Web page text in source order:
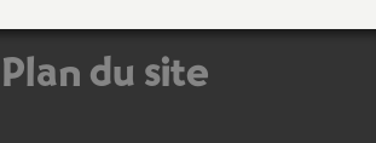
Plan du site